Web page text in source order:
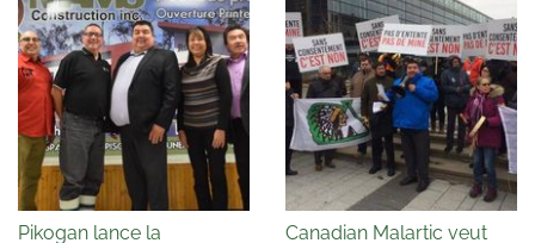
Pikogan lance la
Canadian Malartic veut